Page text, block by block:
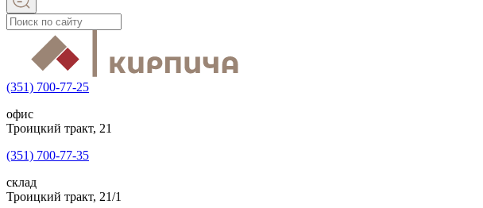
(351) 700-77-25
офис
Троицкий тракт, 21
(351) 700-77-35
склад
Троицкий тракт, 21/1